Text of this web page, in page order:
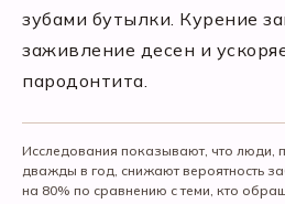
зубами бутылки. Курение
заживление десен и
пародонтита.
Исследования показывают, что люди,
дважды в год, снижают вероятность
на 80% по сравнению с теми, кто